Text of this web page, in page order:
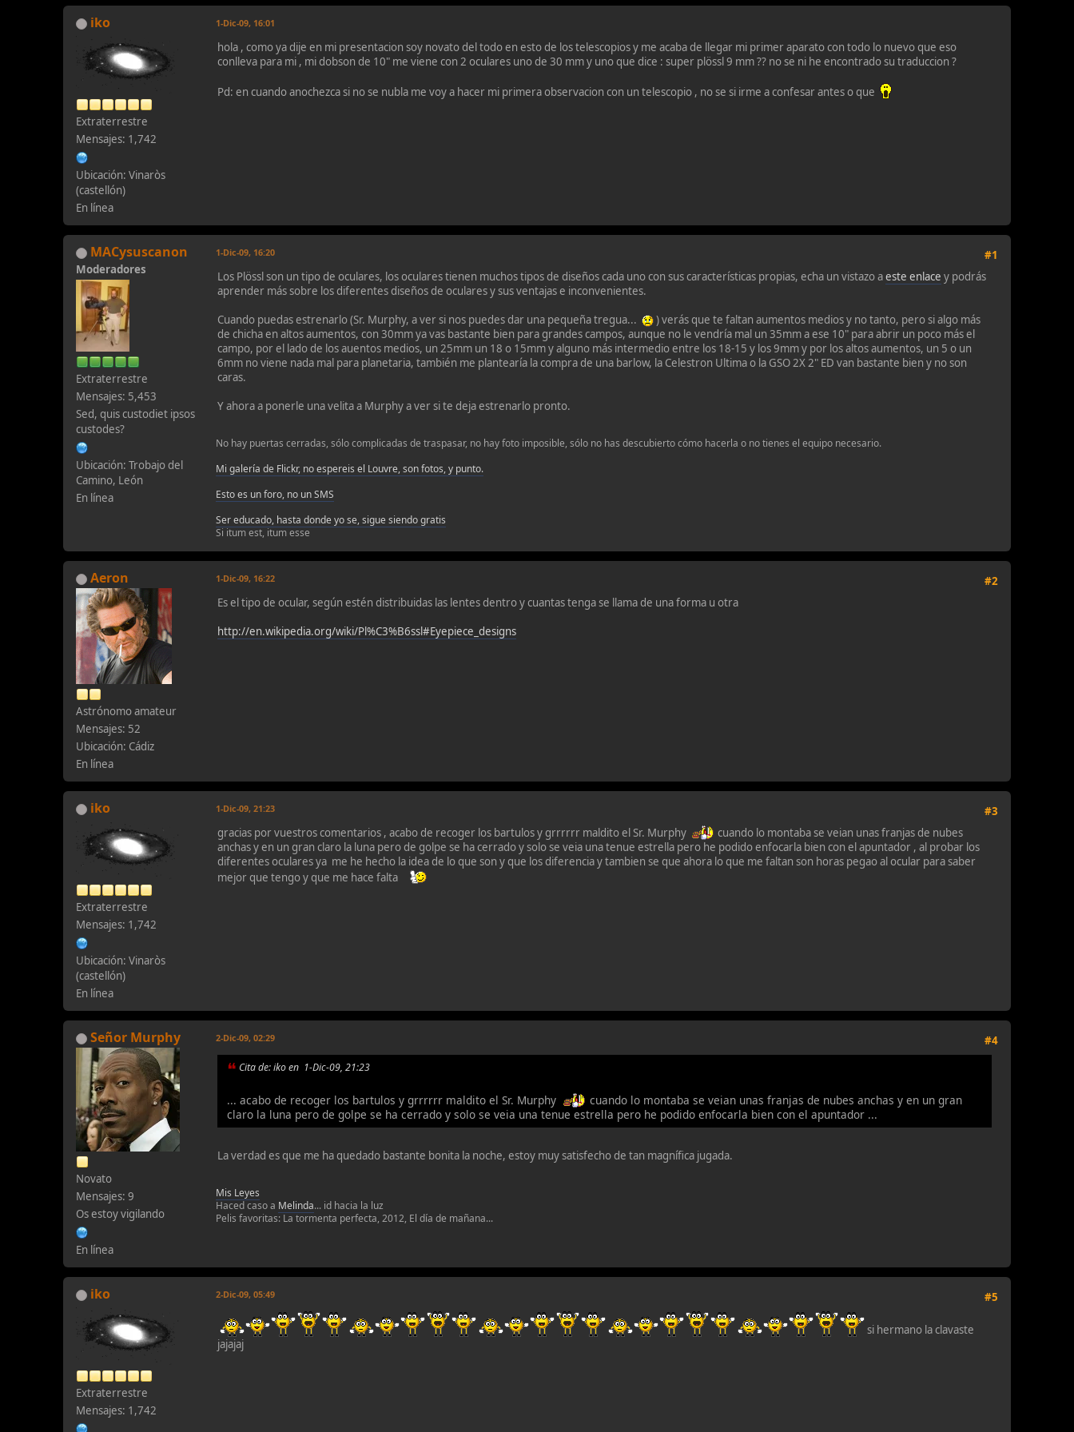
iko
Extraterrestre
Mensajes: 1,742
Ubicación: Vinaròs
(castellón)
En línea
1-Dic-09, 16:01
hola , como ya dije en mi presentacion soy novato del todo en esto de los telescopios y me acaba de llegar mi primer aparato con todo lo nuevo que eso
conlleva para mi , mi dobson de 10" me viene con 2 oculares uno de 30 mm y uno que dice : super plössl 9 mm ?? no se ni he encontrado su traduccion ?
Pd: en cuando anochezca si no se nubla me voy a hacer mi primera observacion con un telescopio , no se si irme a confesar antes o que
MACysuscanon
Moderadores
Extraterrestre
Mensajes: 5,453
Sed, quis custodiet ipsos
custodes?
Ubicación: Trobajo del
Camino, León
En línea
#1
1-Dic-09, 16:20
Los Plössl son un tipo de oculares, los oculares tienen muchos tipos de diseños cada uno con sus características propias, echa un vistazo aeste enlace y podrás
aprender más sobre los diferentes diseños de oculares y sus ventajas e inconvenientes.
Cuando puedas estrenarlo (Sr. Murphy, a ver si nos puedes dar una pequeña tregua...
) verás que te faltan aumentos medios y no tanto, pero si algo más
de chicha en altos aumentos, con 30mm ya vas bastante bien para grandes campos, aunque no le vendría mal un 35mm a ese 10" para abrir un poco más el
campo, por el lado de los auentos medios, un 25mm un 18 o 15mm y alguno más intermedio entre los 18-15 y los 9mm y por los altos aumentos, un 5 o un
6mm no viene nada mal para planetaria, también me plantearía la compra de una barlow, la Celestron Ultima o la GSO 2X 2" ED van bastante bien y no son
caras.
Y ahora a ponerle una velita a Murphy a ver si te deja estrenarlo pronto.
No hay puertas cerradas, sólo complicadas de traspasar, no hay foto imposible, sólo no has descubierto cómo hacerla o no tienes el equipo necesario.
Mi galería de Flickr, no espereis el Louvre, son fotos, y punto.
Esto es un foro, no un SMS
Ser educado, hasta donde yo se, sigue siendo gratis
Si itum est, itum esse
Aeron
Astrónomo amateur
Mensajes: 52
Ubicación: Cádiz
En línea
#2
1-Dic-09, 16:22
Es el tipo de ocular, según estén distribuidas las lentes dentro y cuantas tenga se llama de una forma u otra
http://en.wikipedia.org/wiki/Pl%C3%B6ssl#Eyepiece_designs
iko
Extraterrestre
Mensajes: 1,742
Ubicación: Vinaròs
(castellón)
En línea
#3
1-Dic-09, 21:23
gracias por vuestros comentarios , acabo de recoger los bartulos y grrrrrr maldito el Sr. Murphy
cuando lo montaba se veian unas franjas de nubes
anchas y en un gran claro la luna pero de golpe se ha cerrado y solo se veia una tenue estrella pero he podido enfocarla bien con el apuntador , al probar los
diferentes oculares ya me he hecho la idea de lo que son y que los diferencia y tambien se que ahora lo que me faltan son horas pegao al ocular para saber
mejor que tengo y que me hace falta
Señor Murphy
Novato
Mensajes: 9
Os estoy vigilando
En línea
#4
2-Dic-09, 02:29
Cita de: iko en 1-Dic-09, 21:23
... acabo de recoger los bartulos y grrrrrr maldito el Sr. Murphy
cuando lo montaba se veian unas franjas de nubes anchas y en un gran
claro la luna pero de golpe se ha cerrado y solo se veia una tenue estrella pero he podido enfocarla bien con el apuntador ...
La verdad es que me ha quedado bastante bonita la noche, estoy muy satisfecho de tan magnífica jugada.
Mis Leyes
Haced caso a Melinda... id hacia la luz
Pelis favoritas: La tormenta perfecta, 2012, El día de mañana...
iko
Extraterrestre
Mensajes: 1,742
#5
2-Dic-09, 05:49
si hermano la clavaste
jajajaj